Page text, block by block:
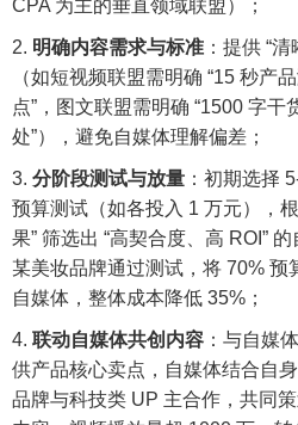
CPA 为主的垂直领域联盟）；
明确内容需求与标准 ：提供 “
（如短视频联盟需明确 “15 秒产
点”，图文联盟需明确 “1500 字
处”），避免自媒体理解偏差；
分阶段测试与放量 ：初期选择
预算测试（如各投入 1 万元），
果” 筛选出 “高契合度、高 ROI”
某美妆品牌通过测试，将 70% 预
自媒体，整体成本降低 35%；
联动自媒体共创内容 ：与自媒
供产品核心卖点，自媒体结合自
品牌与科技类 UP 主合作，共同